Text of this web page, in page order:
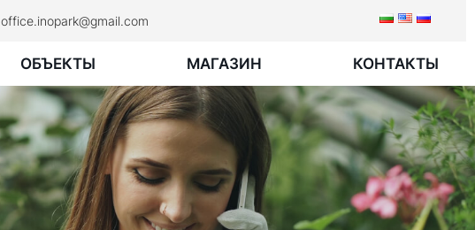
office.inopark@gmail.com
ОБЪЕКТЫ МАГАЗИН КОНТАКТЫ